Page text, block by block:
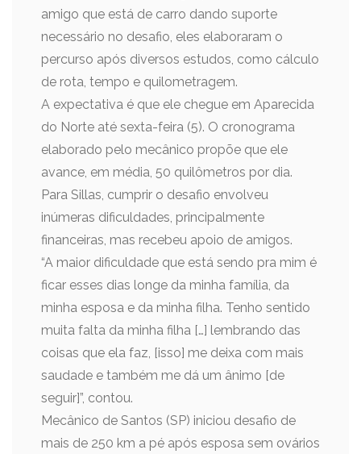
amigo que está de carro dando suporte
necessário no desafio, eles elaboraram o
percurso após diversos estudos, como cálculo
de rota, tempo e quilometragem.
A expectativa é que ele chegue em Aparecida
do Norte até sexta-feira (5). O cronograma
elaborado pelo mecânico propõe que ele
avance, em média, 50 quilômetros por dia.
Para Sillas, cumprir o desafio envolveu
inúmeras dificuldades, principalmente
financeiras, mas recebeu apoio de amigos.
“A maior dificuldade que está sendo pra mim é
ficar esses dias longe da minha família, da
minha esposa e da minha filha. Tenho sentido
muita falta da minha filha […] lembrando das
coisas que ela faz, [isso] me deixa com mais
saudade e também me dá um ânimo [de
seguir]”, contou.
Mecânico de Santos (SP) iniciou desafio de
mais de 250 km a pé após esposa sem ovários